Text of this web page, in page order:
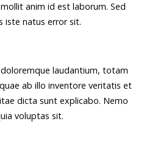
anim id est laborum. Sed
iste natus error sit.
laudantium, totam
ab illo inventore veritatis et
dicta sunt explicabo. Nemo
voluptas sit.